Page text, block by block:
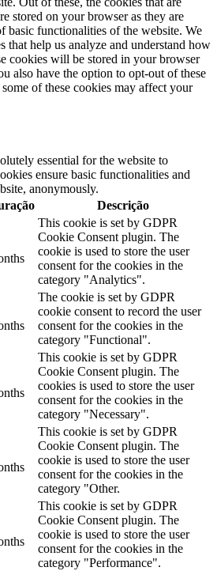
stored on your browser as they are
basic functionalities of the website. We
that help us analyze and understand how
cookies will be stored in your browser
also have the option to opt-out of these
of these cookies may affect your
essential for the website to
ensure basic functionalities and
anonymously.
Descrição
This cookie is set by GDPR
Cookie Consent plugin. The
cookie is used to store the user
consent for the cookies in the
category "Analytics".
The cookie is set by GDPR
cookie consent to record the user
consent for the cookies in the
category "Functional".
This cookie is set by GDPR
Cookie Consent plugin. The
cookies is used to store the user
consent for the cookies in the
category "Necessary".
This cookie is set by GDPR
Cookie Consent plugin. The
cookie is used to store the user
consent for the cookies in the
category "Other.
This cookie is set by GDPR
Cookie Consent plugin. The
cookie is used to store the user
consent for the cookies in the
category "Performance".